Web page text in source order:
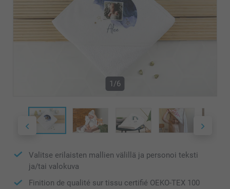
1/6
Valitse erilaisten mallien välillä ja personoi teksti
ja/tai valokuva
Finition de qualité sur tissu certifié OEKO-TEX 100